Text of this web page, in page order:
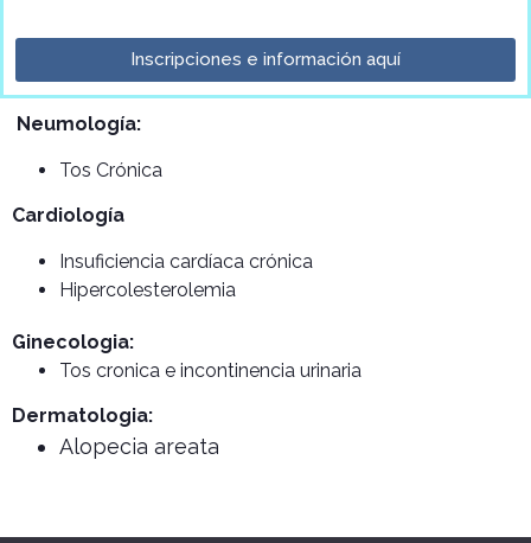
Inscripciones e información aquí
Neumología:
Tos Crónica
Cardiología
Insuficiencia cardíaca crónica
Hipercolesterolemia
Ginecologia:
Tos cronica e incontinencia urinaria
Dermatologia:
Alopecia areata